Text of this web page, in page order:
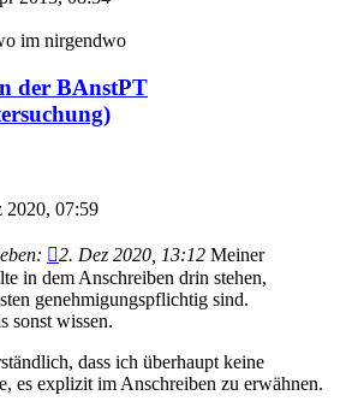
im nirgendwo
der BAnstPT
2020, 07:59
2. Dez 2020, 13:12 Meiner
in dem Anschreiben drin stehen,
genehmigungspflichtig sind.
sonst wissen.
dass ich überhaupt keine
es explizit im Anschreiben zu erwähnen.